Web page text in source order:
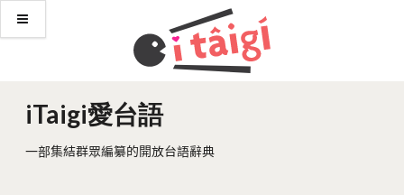
iTaigi愛台語
一部集結群眾編纂的開放台語辭典